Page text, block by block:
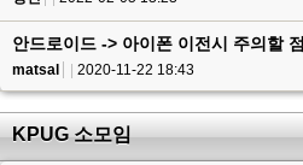
안드로이드 -> 아이폰 이전시 주의할 점
matsal
2020-11-22 18:43
KPUG 소모임